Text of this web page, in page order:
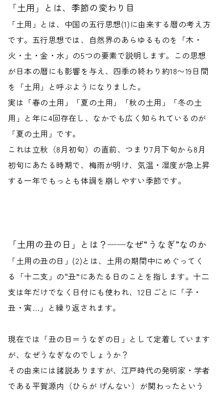
「土用」とは、季節の変わり目
「土用」とは、中国の五行思想(1)に由来する暦の考え方
です。五行思想では、自然界のあらゆるものを「木・
火・土・金・水」の5つの要素で説明します。この思想
が日本の暦にも影響を与え、 四季の終わり約18〜19日間
を「土用」 と呼ぶようになりました。
実は「春の土用」「夏の土用」「秋の土用」「冬の土
用」と年に4回存在し、なかでも広く知られているのが
「夏の土用」です。
これは立秋（8月初旬）の直前、つまり7月下旬から8月
初旬にあたる時期で、梅雨が明け、気温・湿度が急上昇
する一年でもっとも体調を崩しやすい季節です。
「土用の丑の日」とは？──なぜ“うなぎ”なのか
「土用の丑の日」(2)とは、土用の期間中にめぐってく
る「十二支」の“丑”にあたる日のことを指します。十二
支は年だけでなく日付にも使われ、12日ごとに「子・
丑・寅…」と繰り返されます。
現在では「丑の日＝うなぎの日」として定着しています
が、なぜうなぎなのでしょうか？
その由来には諸説ありますが、江戸時代の発明家・学者
である平賀源内 （ひらが げんない）が関わったという